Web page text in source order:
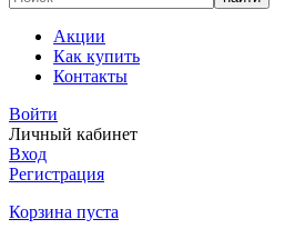
Акции
Как купить
Контакты
Войти
Личный кабинет
Вход
Регистрация
Корзина пуста